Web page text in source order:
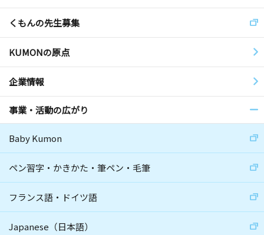
くもんの先生募集
KUMONの原点
企業情報
事業・活動の広がり
Baby Kumon
ペン習字・かきかた・筆ペン・毛筆
フランス語・ドイツ語
Japanese（日本語）